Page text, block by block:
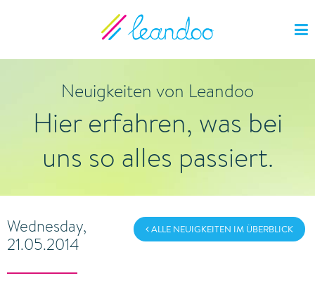
Neuigkeiten von Leandoo
Hier erfahren, was bei
uns so alles passiert.
ALLE NEUIGKEITEN IM ÜBERBLICK
Wednesday,
21.05.2014